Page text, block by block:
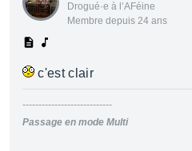
Drogué·e à l’AFéine
Membre depuis 24 ans
c'est clair
----------------------------
Passage en mode Multi